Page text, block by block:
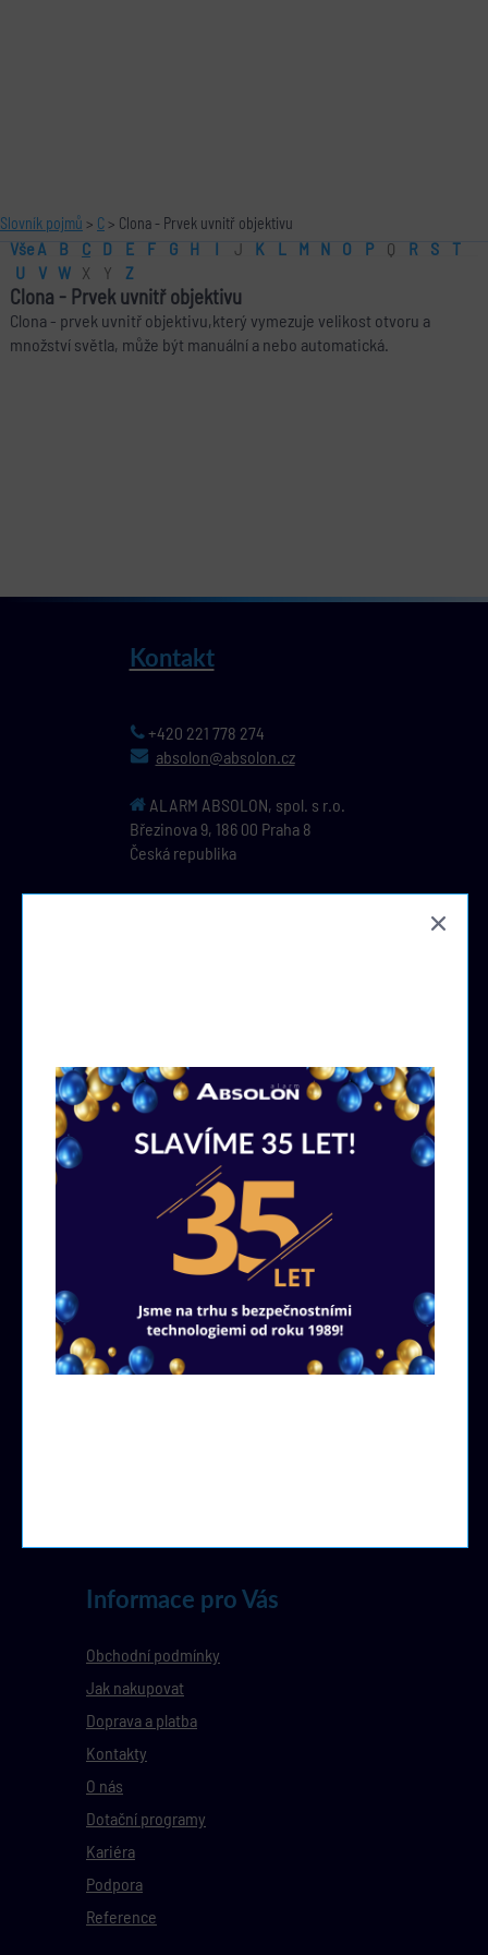
Slovník pojmů > C > Clona - Prvek uvnitř objektivu
Vše A B C D E F G H I J K L M N O P Q R S
T
U
V W X Y Z
Clona - Prvek uvnitř objektivu
Clona - prvek uvnitř objektivu,který vymezuje velikost otvoru a
množství světla, může být manuální a nebo automatická.
Kontakt
+420 221 778 274
absolon@absolon.cz
ALARM ABSOLON, spol. s r.o.
Březinova 9, 186 00 Praha 8
Česká republika
Pobočky
Informace pro Vás
Obchodní podmínky
Jak nakupovat
Doprava a platba
Kontakty
O nás
Dotační programy
Kariéra
Podpora
Reference